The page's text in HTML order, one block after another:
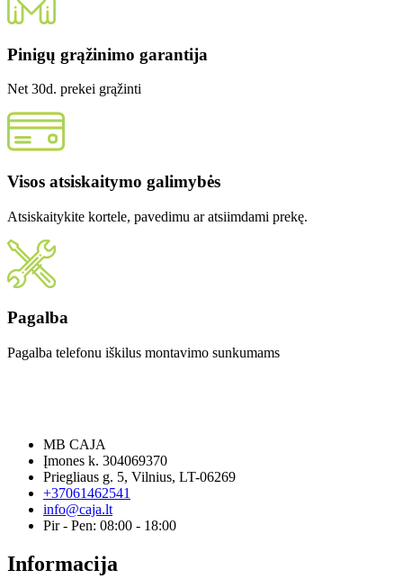
Pinigų grąžinimo garantija
Net 30d. prekei grąžinti
Visos atsiskaitymo galimybės
Atsiskaitykite kortele, pavedimu ar atsiimdami prekę.
Pagalba
Pagalba telefonu iškilus montavimo sunkumams
MB CAJA
Įmones k. 304069370
Priegliaus g. 5, Vilnius, LT-06269
+37061462541
info@caja.lt
Pir - Pen: 08:00 - 18:00
Informacija